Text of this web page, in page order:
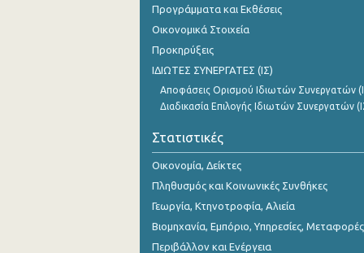
3o Τρίμηνο 2015
2o Τρίμηνο 2015
4o Τρίμηνο 2014
3o Τρίμηνο 2014
2o Τρίμηνο 2014
1o Τρίμηνο 2014
4o Τρίμηνο 2013
Προγράμματα και Εκθέσεις
Οικονομικά Στοιχεία
Προκηρύξεις
ΙΔΙΩΤΕΣ ΣΥΝΕΡΓΑΤΕΣ (ΙΣ)
Αποφάσεις Ορισμού Ιδιωτών Συνεργατών
Διαδικασία Επιλογής Ιδιωτών Συνεργατών
Στατιστικές
Οικονομία, Δείκτες
Πληθυσμός και Κοινωνικές Συνθήκες
Γεωργία, Κτηνοτροφία, Αλιεία
Βιομηχανία, Εμπόριο, Υπηρεσίες, Μεταφορές
Περιβάλλον και Ενέργεια